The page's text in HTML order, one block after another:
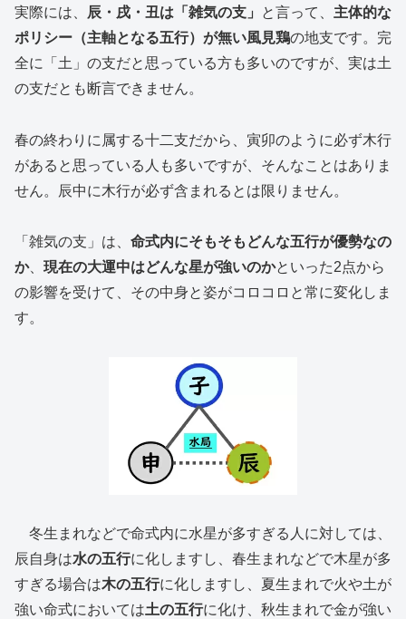
実際には、 辰・戌・丑は「雑気の支」 と言って、 主体的な
ポリシー（主軸となる五行）が無い風見鶏の地支です。完
全に「土」の支だと思っている方も多いのですが、実は土
の支だとも断言できません。
春の終わりに属する十二支だから、寅卯のように必ず木行
があると思っている人も多いですが、そんなことはありま
せん。辰中に木行が必ず含まれるとは限りません。
「雑気の支」は、 命式内にそもそもどんな五行が優勢なの
か、 現在の大運中はどんな星が強いのかといった2点から
の影響を受けて、その中身と姿がコロコロと常に変化しま
す。
冬生まれなどで命式内に水星が多すぎる人に対しては、
辰自身は水の五行に化しますし、春生まれなどで木星が多
すぎる場合は木の五行に化しますし、夏生まれで火や土が
強い命式においては土の五行に化け、秋生まれで金が強い